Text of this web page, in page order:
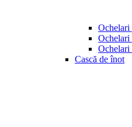
Ochelari
Ochelari
Ochelari
Cască de înot